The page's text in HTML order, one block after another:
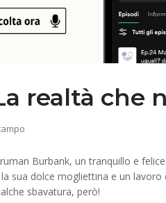
realtà che
Burbank, un tranquillo e
sua dolce mogliettina e un
sbavatura, però!